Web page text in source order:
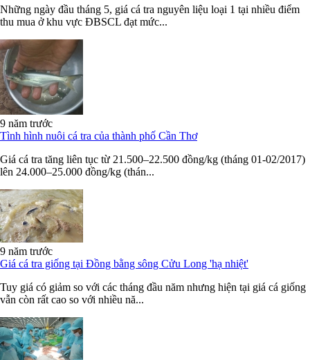
Những ngày đầu tháng 5, giá cá tra nguyên liệu loại 1 tại nhiều điểm
thu mua ở khu vực ĐBSCL đạt mức...
9 năm trước
Tình hình nuôi cá tra của thành phố Cần Thơ
Giá cá tra tăng liên tục từ 21.500–22.500 đồng/kg (tháng 01-02/2017)
lên 24.000–25.000 đồng/kg (thán...
9 năm trước
Giá cá tra giống tại Đồng bằng sông Cửu Long 'hạ nhiệt'
Tuy giá có giảm so với các tháng đầu năm nhưng hiện tại giá cá giống
vẫn còn rất cao so với nhiều nă...